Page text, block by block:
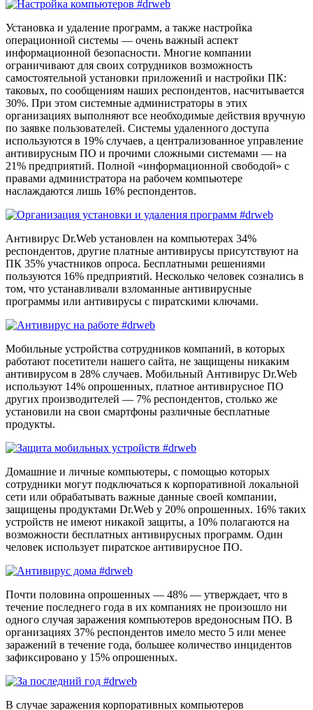
Установка и удаление программ, а также настройка
операционной системы — очень важный аспект
информационной безопасности. Многие компании
ограничивают для своих сотрудников возможность
самостоятельной установки приложений и настройки ПК:
таковых, по сообщениям наших респондентов, насчитывается
30%. При этом системные администраторы в этих
организациях выполняют все необходимые действия вручную
по заявке пользователей. Системы удаленного доступа
используются в 19% случаев, а централизованное управление
антивирусным ПО и прочими сложными системами — на
21% предприятий. Полной «информационной свободой» с
правами администратора на рабочем компьютере
наслаждаются лишь 16% респондентов.
Антивирус Dr.Web установлен на компьютерах 34%
респондентов, другие платные антивирусы присутствуют на
ПК 35% участников опроса. Бесплатными решениями
пользуются 16% предприятий. Несколько человек сознались в
том, что устанавливали взломанные антивирусные
программы или антивирусы с пиратскими ключами.
Мобильные устройства сотрудников компаний, в которых
работают посетители нашего сайта, не защищены никаким
антивирусом в 28% случаев. Мобильный Антивирус Dr.Web
используют 14% опрошенных, платное антивирусное ПО
других производителей — 7% респондентов, столько же
установили на свои смартфоны различные бесплатные
продукты.
Домашние и личные компьютеры, с помощью которых
сотрудники могут подключаться к корпоративной локальной
сети или обрабатывать важные данные своей компании,
защищены продуктами Dr.Web у 20% опрошенных. 16% таких
устройств не имеют никакой защиты, а 10% полагаются на
возможности бесплатных антивирусных программ. Один
человек использует пиратское антивирусное ПО.
Почти половина опрошенных — 48% — утверждает, что в
течение последнего года в их компаниях не произошло ни
одного случая заражения компьютеров вредоносным ПО. В
организациях 37% респондентов имело место 5 или менее
заражений в течение года, большее количество инцидентов
зафиксировано у 15% опрошенных.
В случае заражения корпоративных компьютеров